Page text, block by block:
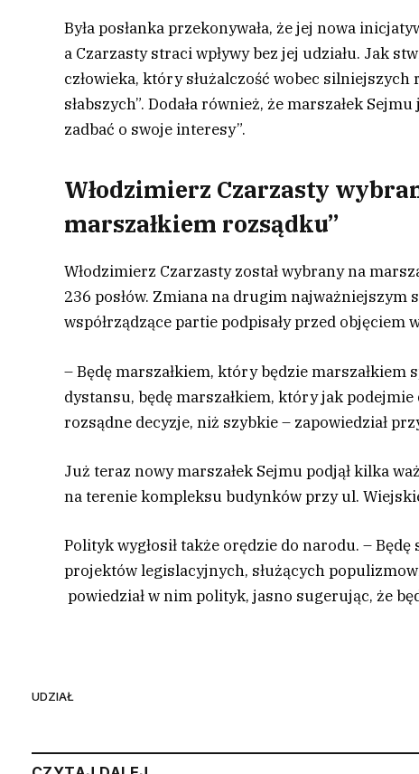
Była posłanka przekonywała, że jej nowa
a Czarzasty straci wpływy bez jej udziału. Jak
człowieka, który służalczość wobec
słabszych”. Dodała również, że marszałek
zadbać o swoje interesy”.
Włodzimierz Czarzasty
marszałkiem rozsądku”
Włodzimierz Czarzasty został wybrany na
236 posłów. Zmiana na drugim
współrządzące partie podpisały przed objęciem
– Będę marszałkiem, który będzie marszałkiem
dystansu, będę marszałkiem, który jak
rozsądne decyzje, niż szybkie – zapowiedział
Już teraz nowy marszałek Sejmu podjął kilka
na terenie kompleksu budynków przy ul.
Polityk wygłosił także orędzie do narodu. –
projektów legislacyjnych, służących
powiedział w nim polityk, jasno sugerując, że
UDZIAŁ